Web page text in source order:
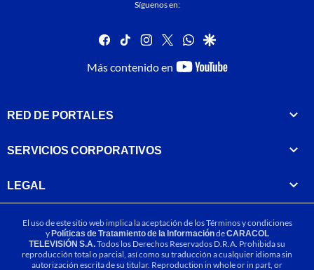
Síguenos en:
facebook
tiktok instagram
twitterwhatsapp
google
Más contenido en
youtube-
RED DE PORTALES
SERVICIOS CORPORATIVOS
LEGAL
El uso de este sitio web implica la aceptación de losTérminos y condiciones
yPolíticas de Tratamiento de la InformacióndeCARACOL
TELEVISIÓN S.A.Todos los Derechos Reservados D.R.A. Prohibida su
reproducción total o parcial, así como su traducción a cualquier idioma sin
autorización escrita de su titular. Reproduction in whole or in part, or